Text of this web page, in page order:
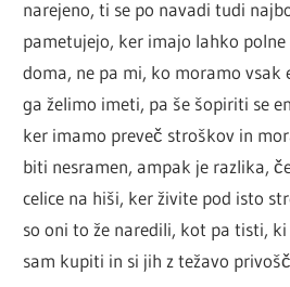
narejeno, ti se po navadi tudi
pametujejo, ker imajo lahko polne
doma, ne pa mi, ko moramo vsak
ga želimo imeti, pa še šopiriti se
ker imamo preveč stroškov in
biti nesramen, ampak je razlika,
celice na hiši, ker živite pod isto
so oni to že naredili, kot pa tisti,
sam kupiti in si jih z težavo